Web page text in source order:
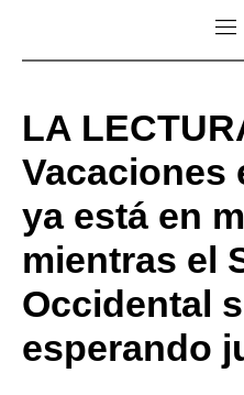
LA
Vacaciones
ya está en
mientras el
Occidental
esperando